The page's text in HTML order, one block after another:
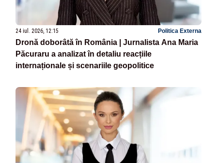
24 iul. 2026, 12:15 Politica Externa
Dronă doborâtă în România | Jurnalista Ana Maria
Păcuraru a analizat în detaliu reacțiile
internaționale și scenariile geopolitice